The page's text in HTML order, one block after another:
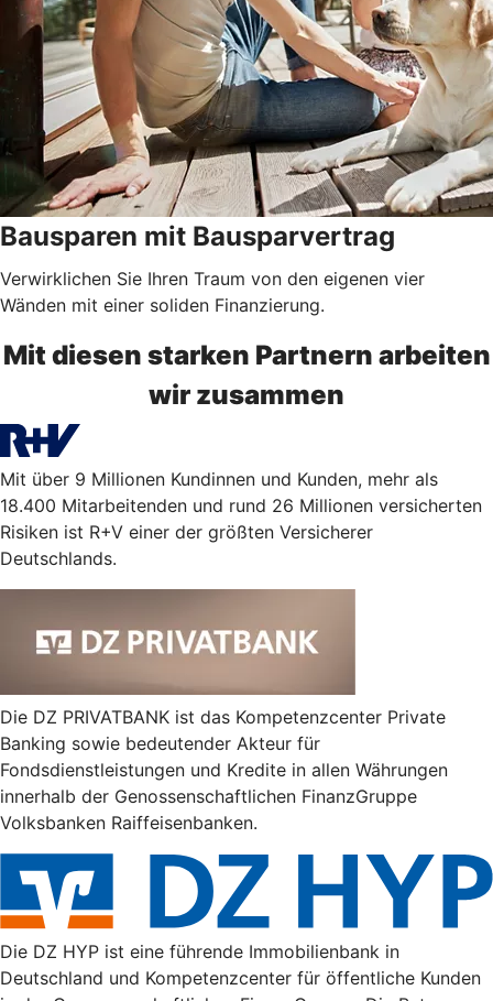
Bausparen mit Bausparvertrag
Verwirklichen Sie Ihren Traum von den eigenen vier
Wänden mit einer soliden Finanzierung.
Mit diesen starken Partnern arbeiten
wir zusammen
Mit über 9 Millionen Kundinnen und Kunden, mehr als
18.400 Mitarbeitenden und rund 26 Millionen versicherten
Risiken ist R+V einer der größten Versicherer
Deutschlands.
Die DZ PRIVATBANK ist das Kompetenzcenter Private
Banking sowie bedeutender Akteur für
Fondsdienstleistungen und Kredite in allen Währungen
innerhalb der Genossenschaftlichen FinanzGruppe
Volksbanken Raiffeisenbanken.
Die DZ HYP ist eine führende Immobilienbank in
Deutschland und Kompetenzcenter für öffentliche Kunden